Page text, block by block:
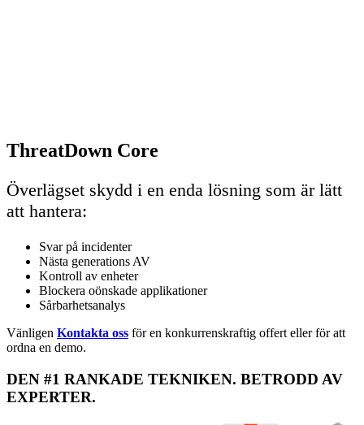
ThreatDown Core
Överlägset skydd i en enda lösning som är lätt
att hantera:
Svar på incidenter
Nästa generations AV
Kontroll av enheter
Blockera oönskade applikationer
Sårbarhetsanalys
Vänligen Kontakta oss för en konkurrenskraftig offert eller för att
ordna en demo.
DEN #1 RANKADE TEKNIKEN. BETRODD AV
EXPERTER.